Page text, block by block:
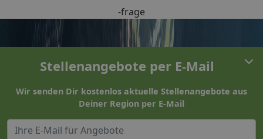
-frage
Stellenangebote per E-Mail
Wir senden Dir kostenlos aktuelle Stellenangebote aus
Deiner Region per E-Mail